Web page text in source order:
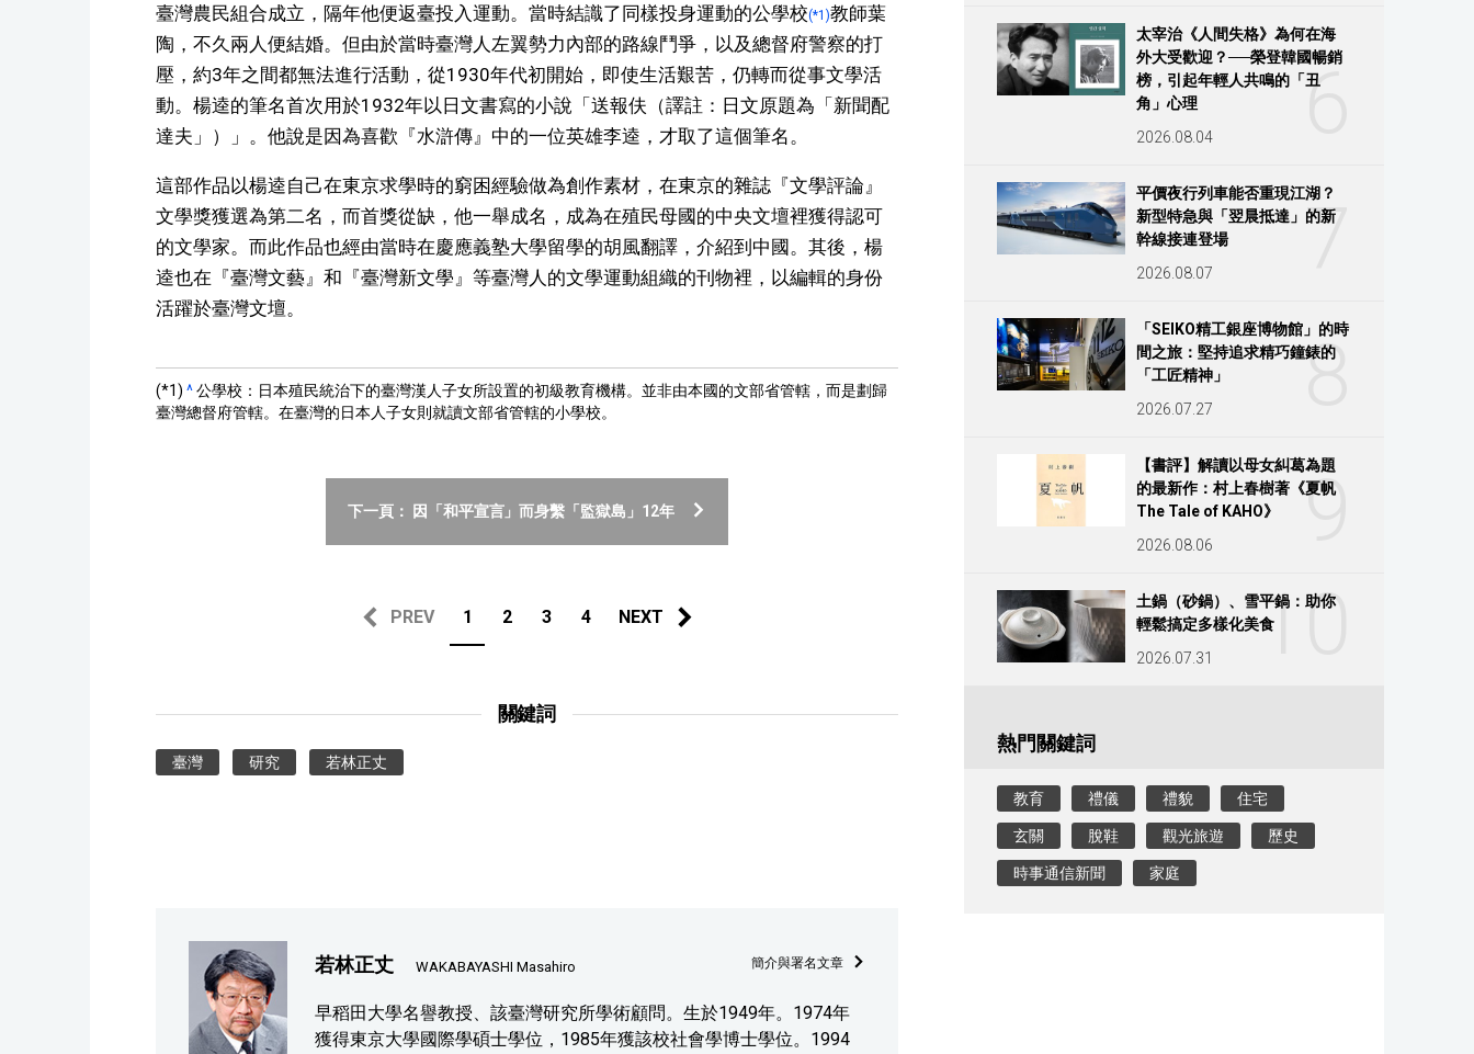
臺灣農民組合成立，隔年他便返臺投入運動。當時結識了同樣投身運動的公學校(*1)教師葉
陶，不久兩人便結婚。但由於當時臺灣人左翼勢力內部的路線鬥爭，以及總督府警察的打
壓，約3年之間都無法進行活動，從1930年代初開始，即使生活艱苦，仍轉而從事文學活
動。楊逵的筆名首次用於1932年以日文書寫的小說「送報伕（譯註：日文原題為「新聞配
達夫」）」。他說是因為喜歡『水滸傳』中的一位英雄李逵，才取了這個筆名。
這部作品以楊逵自己在東京求學時的窮困經驗做為創作素材，在東京的雜誌『文學評論』
文學獎獲選為第二名，而首獎從缺，他一舉成名，成為在殖民母國的中央文壇裡獲得認可
的文學家。而此作品也經由當時在慶應義塾大學留學的胡風翻譯，介紹到中國。其後，楊
逵也在『臺灣文藝』和『臺灣新文學』等臺灣人的文學運動組織的刊物裡，以編輯的身份
活躍於臺灣文壇。
(*1) ^公學校：日本殖民統治下的臺灣漢人子女所設置的初級教育機構。並非由本國的文部省管轄，而是劃歸
臺灣總督府管轄。在臺灣的日本人子女則就讀文部省管轄的小學校。
下一頁： 因「和平宣言」而身繫「監獄島」12年
PREV 1 2 3 4 NEXT
關鍵詞
臺灣 研究 若林正丈
若林正丈 WAKABAYASHI Masahiro 簡介與署名文章
早稻田大學名譽教授、該臺灣研究所學術顧問。生於1949年。1974年
獲得東京大學國際學碩士學位，1985年獲該校社會學博士學位。1994
6
太宰治《人間失格》為何在海
外大受歡迎？──榮登韓國暢銷
榜，引起年輕人共鳴的「丑
角」心理
2026.08.04
7
平價夜行列車能否重現江湖？
新型特急與「翌晨抵達」的新
幹線接連登場
2026.08.07
8
「SEIKO精工銀座博物館」的時
間之旅：堅持追求精巧鐘錶的
「工匠精神」
2026.07.27
9
【書評】解讀以母女糾葛為題
的最新作：村上春樹著《夏帆
The Tale of KAHO》
2026.08.06
10
土鍋（砂鍋）、雪平鍋：助你
輕鬆搞定多樣化美食
2026.07.31
熱門關鍵詞
教育 禮儀 禮貌 住宅
玄關 脫鞋 觀光旅遊 歷史
時事通信新聞 家庭